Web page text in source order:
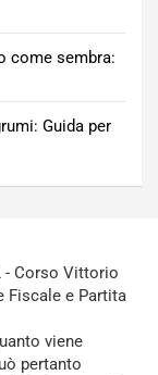
come sembra:
Guida per
- Corso Vittorio
Fiscale e Partita
viene
pertanto